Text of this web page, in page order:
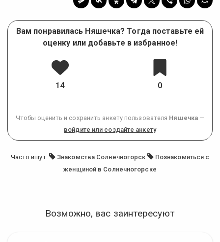
Вам понравилась Няшечка? Тогда поставьте ей
оценку или добавьте в избранное!
14 0
Чтобы оценить и сохранить анкету пользователя Няшечка —
войдите или создайте анкету
Часто ищут: Знакомства Солнечногорск
Познакомиться с
женщиной в Солнечногорске
Возможно, вас заинтересуют